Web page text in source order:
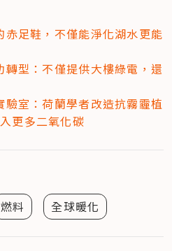
赤足鞋，不僅能淨化湖水更能
轉型：不僅提供大樓綠電，還
驗室：荷蘭學者改造抗霧霾植
更多二氧化碳
燃料 全球暖化